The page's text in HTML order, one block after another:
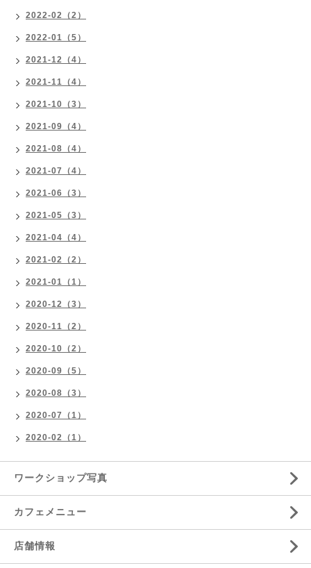
2022-02（2）
2022-01（5）
2021-12（4）
2021-11（4）
2021-10（3）
2021-09（4）
2021-08（4）
2021-07（4）
2021-06（3）
2021-05（3）
2021-04（4）
2021-02（2）
2021-01（1）
2020-12（3）
2020-11（2）
2020-10（2）
2020-09（5）
2020-08（3）
2020-07（1）
2020-02（1）
ワークショップ写真
カフェメニュー
店舗情報